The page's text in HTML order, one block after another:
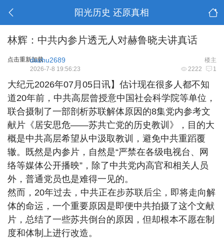
阳光历史 还原真相
林辉：中共内参片透无人对赫鲁晓夫讲真话
点击重新加载 楼主
dazhu2689
2222 1
2026-7-8 19:56:23
大纪元2026年07月05日讯】估计现在很多人都不知
道20年前，中共高层曾授意中国社会科学院等单位，
联合摄制了一部剖析苏联解体原因的8集党内参考文
献片《居安思危——苏共亡党的历史教训》，目的大
概是中共高层希望从中汲取教训，避免中共重蹈覆
辙。既然是内参片，自然是“严禁在各级电视台、网
络等媒体公开播映”，除了中共党内高官和相关人员
外，普通党员也是难得一见的。
然而，20年过去，中共正在步苏联后尘，即将走向解
体的命运，一个重要原因是即便中共拍摄了这个文献
片，总结了一些苏共倒台的原因，但却根本不愿在制
度和体制上进行改造。